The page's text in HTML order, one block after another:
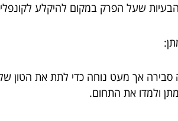
שעל הפרק במקום להיקלע
אך מעט נוחה כדי לתת את הטון
ולמדו את התחום.